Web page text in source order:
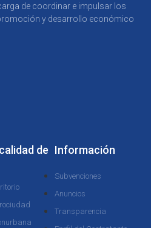
de coordinar e impulsar los
y desarrollo económico
de Información
Subvenciones
Anuncios
Transparencia